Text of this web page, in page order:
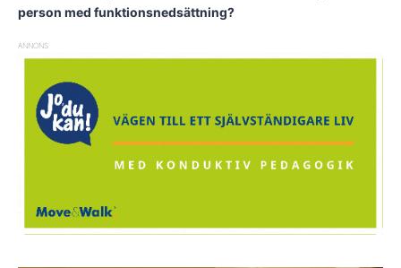
person med funktionsnedsättning?
ANNONS